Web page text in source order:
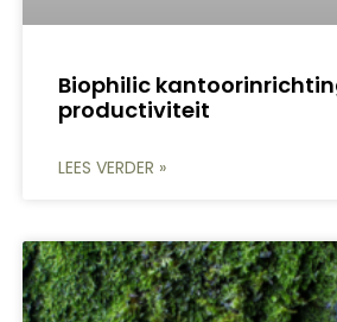
Biophilic
productiviteit
LEES VERDER »